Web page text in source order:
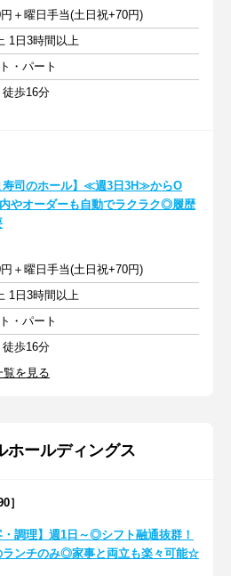
＋曜日手当(土日祝+70円)
1日3時間以上
・パート
歩16分
寿司のホール】≪週3日3H≫からO
やオーダーも自動でラクラク◎履歴
＋曜日手当(土日祝+70円)
1日3時間以上
・パート
歩16分
を見る
ホールディングス
］
・調理】週1日～◎シフト融通抜群！
ランチのみ◎家事と両立も楽々可能☆